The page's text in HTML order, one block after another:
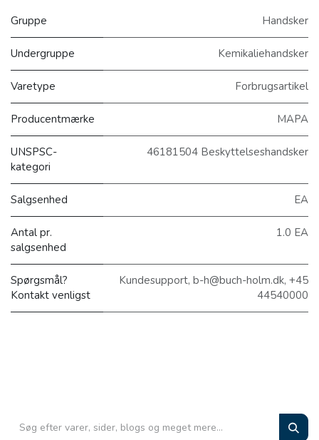
Gruppe Handsker
Undergruppe Kemikaliehandsker
Varetype Forbrugsartikel
Producentmærke MAPA
UNSPSC-
kategori
46181504 Beskyttelseshandsker
Salgsenhed EA
Antal pr.
salgsenhed
1.0 EA
Spørgsmål?
Kontakt venligst
Kundesupport, b-h@buch-holm.dk, +45
44540000